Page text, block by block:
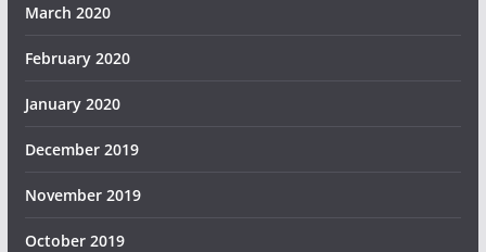
March 2020
February 2020
January 2020
December 2019
November 2019
October 2019